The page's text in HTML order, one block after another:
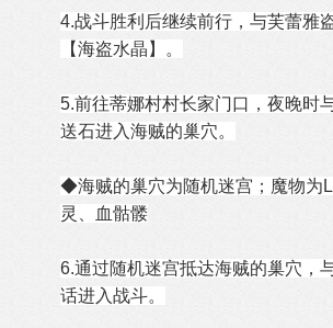
4.战斗胜利后继续前行，与芙蕾雅
【海盗水晶】。
5.前往蒂娜村村长家门口，夜晚时
送石进入海贼的巢穴。
◆海贼的巢穴为随机迷宫；魔物为
灵、血骷髅
6.通过随机迷宫抵达海贼的巢穴，
话进入战斗。